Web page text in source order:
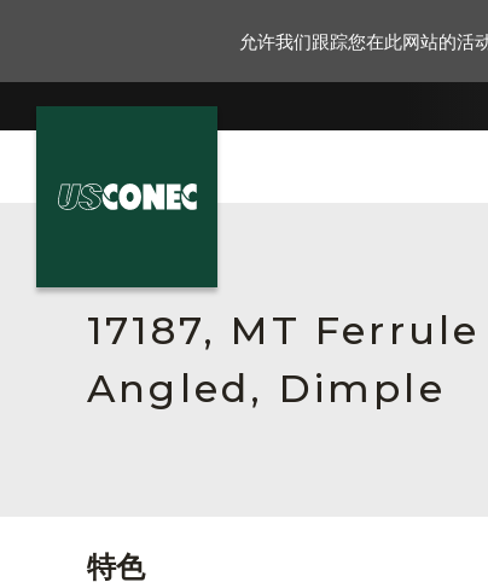
English Website
17187, MT
Angled, Dimple
特色
允许我们跟踪您在此网站的活